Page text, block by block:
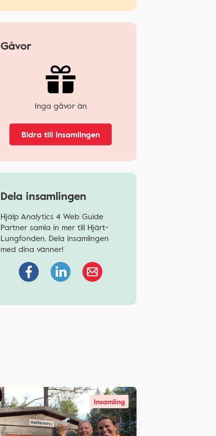
Gåvor
Inga gåvor än
Bidra till insamlingen
Dela insamlingen
Hjälp Analytics 4 Web Guide
Partner samla in mer till Hjärt-
Lungfonden. Dela insamlingen
med dina vänner!
Insamling